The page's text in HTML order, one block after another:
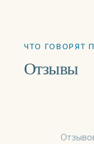
ЧТО ГОВОРЯТ
Отзывы